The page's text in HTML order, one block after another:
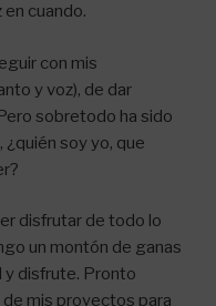
cuando.
con mis
y voz), de dar
sobretodo ha sido
¿quién soy yo, que
disfrutar de todo lo
un montón de ganas
y disfrute. Pronto
mis proyectos para